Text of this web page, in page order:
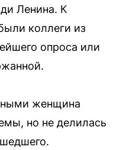
Ленина. К
коллеги из
опроса или
женщина
но не делилась